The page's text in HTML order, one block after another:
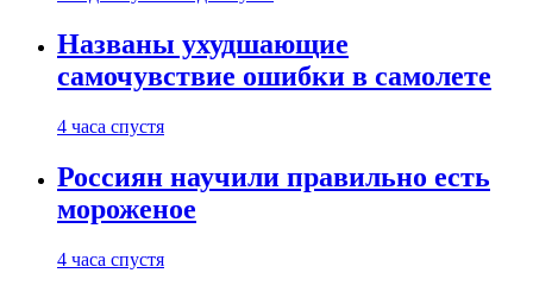
Названы ухудшающие
самочувствие ошибки в самолете
4 часа спустя
Россиян научили правильно есть
мороженое
4 часа спустя